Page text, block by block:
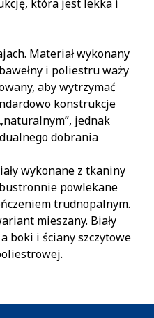
która jest lekka i
Materiał wykonany
i poliestru waży
aby wytrzymać
konstrukcje
jednak
dobrania
wykonane z tkaniny
powlekane
trudnopalnym.
mieszany. Biały
boki i ściany szczytowe